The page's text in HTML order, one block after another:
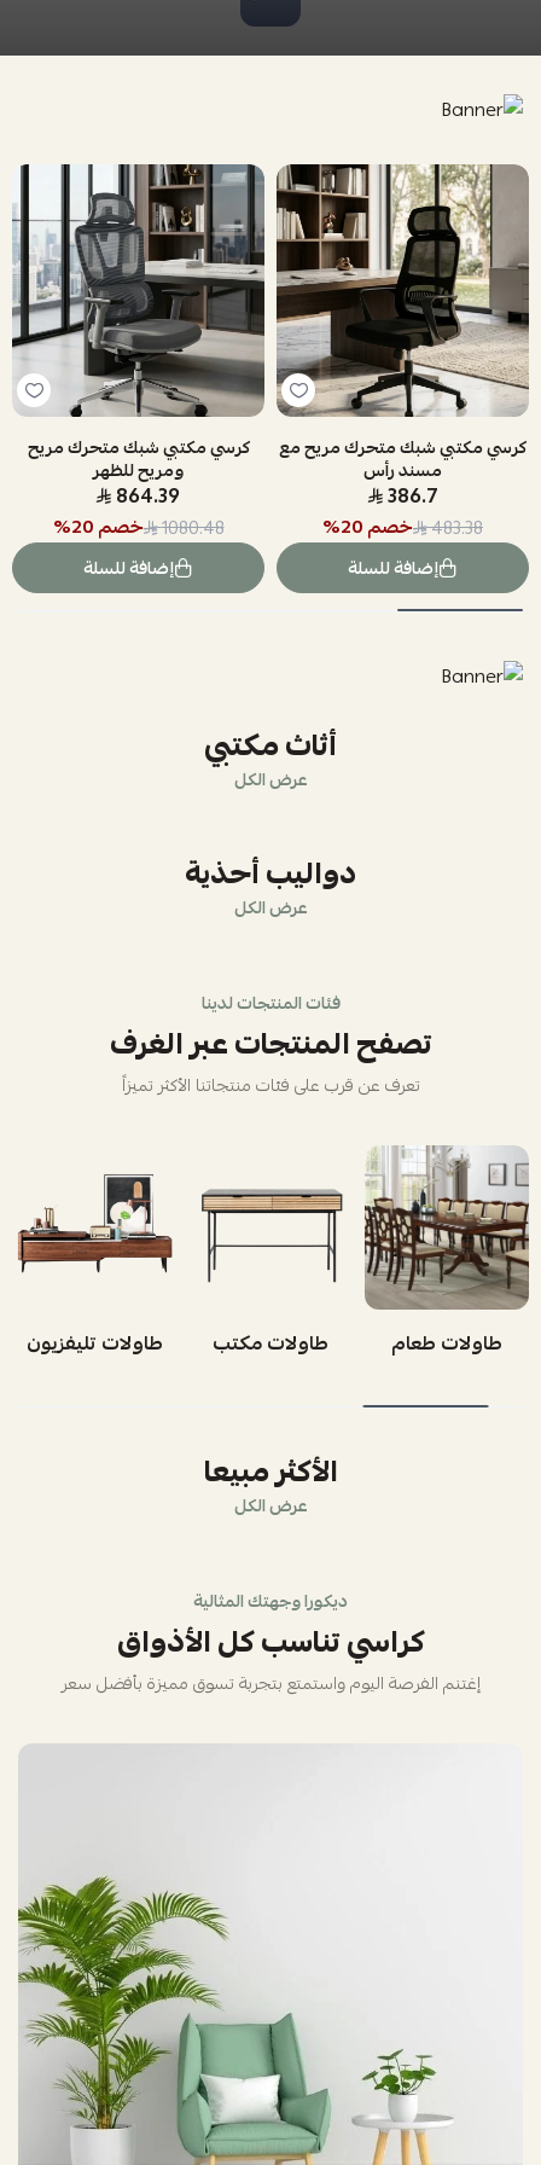
كرسي مكتبي شبك متحرك مريح مع
مسند رأس
386.7
483.38 خصم20
%
إضافة للسلة
كرسي مكتبي شبك متحرك مريح
ومريح للظهر
864.39
1080.48 خصم20
%
إضافة للسلة
أثاث مكتبي
عرض الكل
دواليب أحذية
عرض الكل
فئات المنتجات لدينا
تصفح المنتجات عبر الغرف
تعرف عن قرب على فئات منتجاتنا الأكثر تميزاً
طاولات طعام طاولات مكتب طاولات تليفزيون
الأكثر مبيعا
عرض الكل
ديكورا وجهتك المثالية
كراسي تناسب كل الأذواق
إغتنم الفرصة اليوم واستمتع بتجربة تسوق مميزة بأفضل سعر